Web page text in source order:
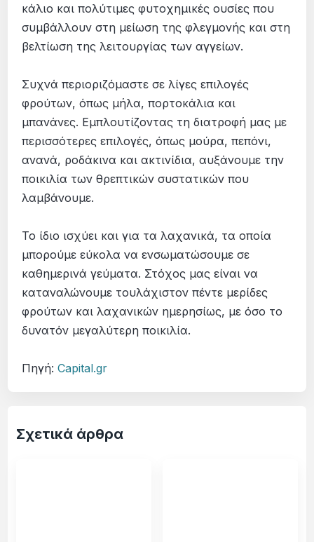
κάλιο και πολύτιμες φυτοχημικές ουσίες που
συμβάλλουν στη μείωση της φλεγμονής και στη
βελτίωση της λειτουργίας των αγγείων.
Συχνά περιοριζόμαστε σε λίγες επιλογές
φρούτων, όπως μήλα, πορτοκάλια και
μπανάνες. Εμπλουτίζοντας τη διατροφή μας με
περισσότερες επιλογές, όπως μούρα, πεπόνι,
ανανά, ροδάκινα και ακτινίδια, αυξάνουμε την
ποικιλία των θρεπτικών συστατικών που
λαμβάνουμε.
Το ίδιο ισχύει και για τα λαχανικά, τα οποία
μπορούμε εύκολα να ενσωματώσουμε σε
καθημερινά γεύματα. Στόχος μας είναι να
καταναλώνουμε τουλάχιστον πέντε μερίδες
φρούτων και λαχανικών ημερησίως, με όσο το
δυνατόν μεγαλύτερη ποικιλία.
Πηγή:Capital.gr
Σχετικά άρθρα